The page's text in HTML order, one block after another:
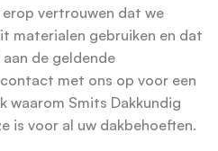
vertrouwen dat we
materialen gebruiken en dat
de geldende
met ons op voor een
waarom Smits Dakkundig
is voor al uw dakbehoeften.